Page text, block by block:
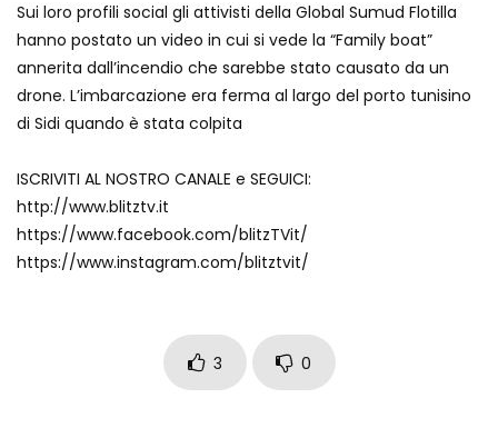
Record di baci in 30 secondi
Due navi USA si scontrano in mare
Nei casinò arriva il cambio oro
Sui loro profili social gli attivisti della Global Sumud Flotilla
hanno postato un video in cui si vede la “Family boat”
annerita dall’incendio che sarebbe stato causato da un
drone. L’imbarcazione era ferma al largo del porto tunisino
di Sidi quando è stata colpita
ISCRIVITI AL NOSTRO CANALE e SEGUICI:
http://www.blitztv.it
https://www.facebook.com/blitzTVit/
https://www.instagram.com/blitztvit/
3 0